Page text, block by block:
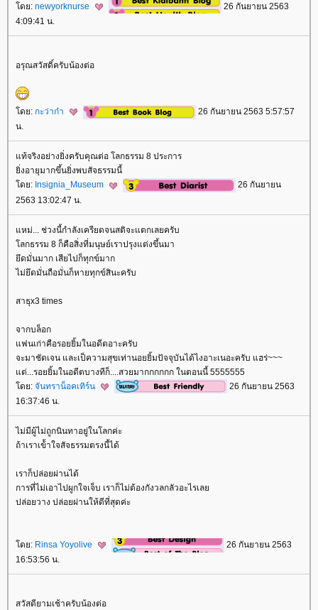
ดย: newyorknurse
26 กันยายน 2563
4:09:41 น.
อรุณสวัสดิ์ครับน้องต่อ
ดย: กะว่าก๋า
26 กันยายน 2563 5:57:57
น.
ท้จริงอย่างยิ่งครับคุณต่อ โลกธรรม 8 ประการ
ิ่งอายุมากขึ้นยิ่งพบสัจธรรมนี้
ดย: Insignia_Museum
26 กันยายน
2563 13:02:47 น.
หม่... ช่วงนี้กำลังเครียดจนสติจะแตกเลยครับ
ลกธรรม 8 ก็คือสิ่งที่มนุษย์เราปรุงแต่งขึ้นมา
ึดมั่นมาก เสียไปก็ทุกข์มาก
ไม่ยึดมั่นถือมั่นก็หายทุกข์สินะครับ
สาธุx3 times
จากบล็อก
ฟนเก่าคือรอยยิ้มในอดีตอาะครับ
จะมาชัดเจน และเป็ความสุขเท่านอยยิ้มปัจจุบันได้ไงอาะเนอะครับ แฮร่~~~
ต่...รอยยิ้มในอดีตบางทีก็....สวยมากกกกกก ในตอนนี้ 5555555
ดย: จันทราน็อคเทิร์น
26 กันยายน 2563
16:37:46 น.
ไม่มีผู้ไม่ถูกนินทาอยู่ในโลกค่ะ
ถ้าเราเข้้าใจสัจธรรมตรงนี้ได้
เราก็ปล่อยผ่านได้
การที่ไม่เอาไปผูกใจเจ็บ เราก็ไม่ต้องกังวลกลัวอะไรเล
ปล่อยวาง ปล่อยผ่านให้ดีที่สุดค่ะ
ดย: Rinsa Yoyolive
26 กันยายน 2563
16:53:56 น.
สวัสดียามเช้าครับน้องต่อ